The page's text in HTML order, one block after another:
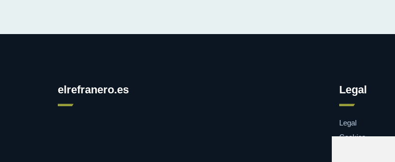
elrefranero.es Legal
Legal
Cookies